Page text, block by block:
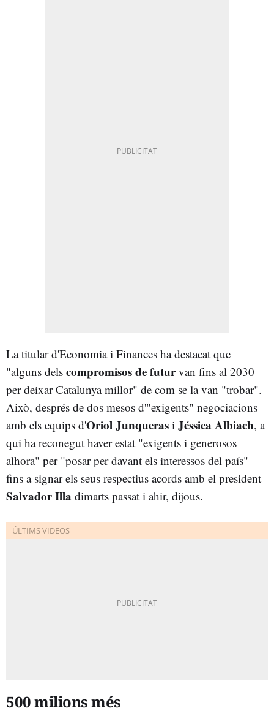
La titular d'Economia i Finances ha destacat que
"alguns dels compromisos de futurvan fins al 2030
per deixar Catalunya millor" de com se la van "trobar".
Això, després de dos mesos d'"exigents" negociacions
amb els equips d'Oriol Junqueras i Jéssica Albiach, a
qui ha reconegut haver estat "exigents i generosos
alhora" per "posar per davant els interessos del país"
fins a signar els seus respectius acords amb el president
Salvador Illa dimarts passat i ahir, dijous.
500 milions més